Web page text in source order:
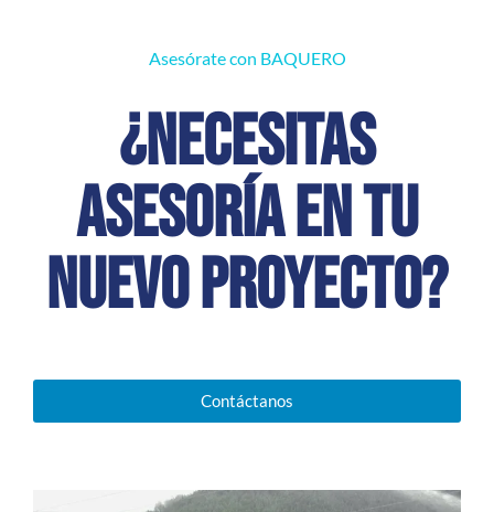
Asesórate con BAQUERO
¿Necesitas
asesoría en tu
nuevo proyecto?
Contáctanos